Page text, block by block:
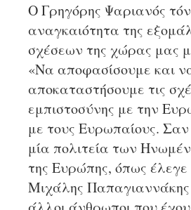
Ο Γρηγόρης Ψαριανός
αναγκαιότητα της
σχέσεων της χώρας μας
«Να αποφασίσουμε και
αποκαταστήσουμε τις
εμπιστοσύνης με την
με τους Ευρωπαίους.
μία πολιτεία των
της Ευρώπης, όπως
Μιχάλης Παπαγιαννάκης